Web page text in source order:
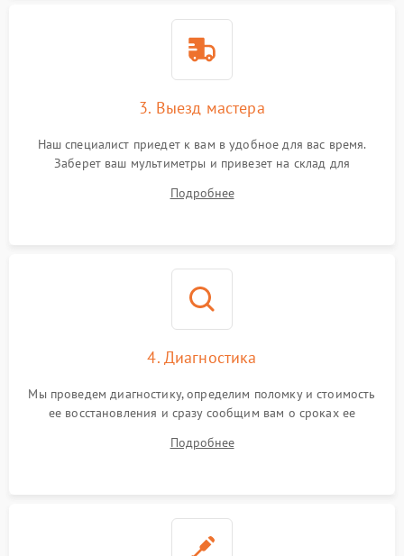
3. Выезд мастера
Наш специалист приедет к вам в удобное для вас время.
Заберет ваш мультиметры и привезет на склад для
Подробнее
4. Диагностика
Мы проведем диагностику, определим поломку и стоимость
ее восстановления и сразу сообщим вам о сроках ее
Подробнее